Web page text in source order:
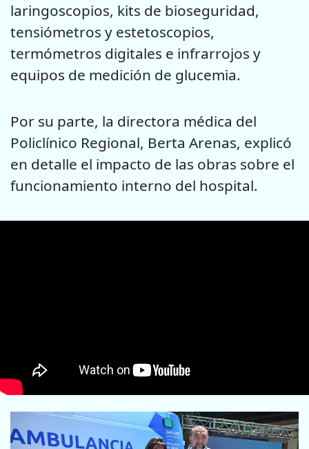
laringoscopios, kits de bioseguridad,
tensiómetros y estetoscopios,
termómetros digitales e infrarrojos y
equipos de medición de glucemia.
Por su parte, la directora médica del
Policlínico Regional, Berta Arenas, explicó
en detalle el impacto de las obras sobre el
funcionamiento interno del hospital.